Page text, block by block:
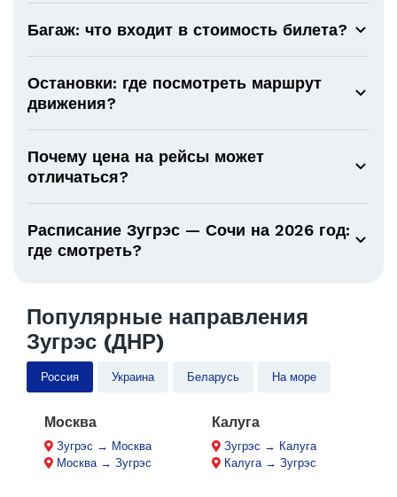
Багаж: что входит в стоимость билета?
Остановки: где посмотреть маршрут
движения?
Почему цена на рейсы может
отличаться?
Расписание Зугрэс — Сочи на 2026 год:
где смотреть?
Популярные направления
Зугрэс (ДНР)
Россия Украина Беларусь На море
Москва
Зугрэс → Москва
Москва → Зугрэс
Калуга
Зугрэс → Калуга
Калуга → Зугрэс